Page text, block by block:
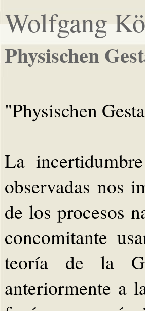
Wolfgang
Physischen
"Physischen
La
observadas nos
de los procesos
concomitante
teoría de la
anteriormente a